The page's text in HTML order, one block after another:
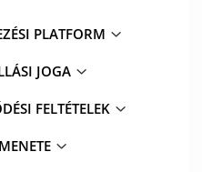
PLATFORM
JOGA
FELTÉTELEK